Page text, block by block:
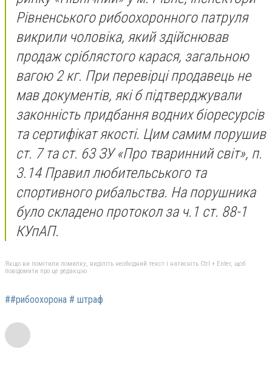
Рівненського рибоохоронного патруля
викрили чоловіка, який здійснював
продаж сріблястого карася, загальною
вагою 2 кг. При перевірці продавець не
мав документів, які б підтверджували
законність придбання водних біоресурсів
та сертифікат якості. Цим самим порушив
ст. 7 та ст. 63 ЗУ «Про тваринний світ», п.
3.14 Правил любительського та
спортивного рибальства. На порушника
було складено протокол за ч.1 ст. 88-1
КУпАП.
Якщо ви помітили помилку, виділіть необхідний текст і натисніть Ctrl + Enter, щоб
повідомити про це редакцію
##рибоохорона # штраф